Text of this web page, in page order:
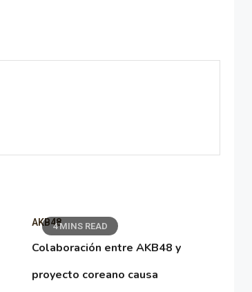
4 MINS READ
AKB48
Colaboración entre AKB48 y
proyecto coreano causa